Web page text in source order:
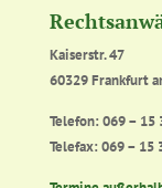
Kaiserstr. 47
60329 Frankfurt
Telefon: 069 – 15
Telefax: 069 – 15